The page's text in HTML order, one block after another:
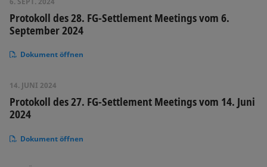
Protokoll des 28. FG-Settlement Meetings vom 6.
September 2024
Dokument öffnen
14. JUNI 2024
Protokoll des 27. FG-Settlement Meetings vom 14. Juni
2024
Dokument öffnen